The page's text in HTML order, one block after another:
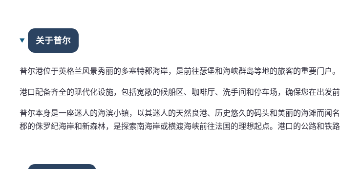
关于普尔
普尔港位于英格兰风景秀丽的多塞特郡海岸，是前往瑟堡和海峡群岛等地的旅客的重要门户
港口配备齐全的现代化设施，包括宽敞的候船区、咖啡厅、洗手间和停车场，确保您在出发前
普尔本身是一座迷人的海滨小镇，以其迷人的天然良港、历史悠久的码头和美丽的海滩而
郡的侏罗纪海岸和新森林，是探索南海岸或横渡海峡前往法国的理想起点。港口的公路和铁